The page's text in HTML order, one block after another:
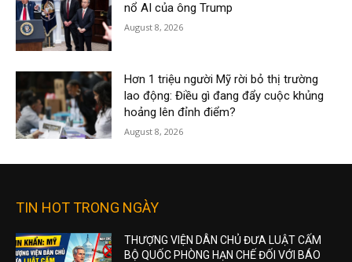
nổ AI của ông Trump
August 8, 2026
Hơn 1 triệu người Mỹ rời bỏ thị trường
lao động: Điều gì đang đẩy cuộc khủng
hoảng lên đỉnh điểm?
August 8, 2026
TIN HOT TRONG NGÀY
THƯỢNG VIỆN DÂN CHỦ ĐƯA LUẬT CẤM
BỘ QUỐC PHÒNG HẠN CHẾ ĐỐI VỚI BÁO